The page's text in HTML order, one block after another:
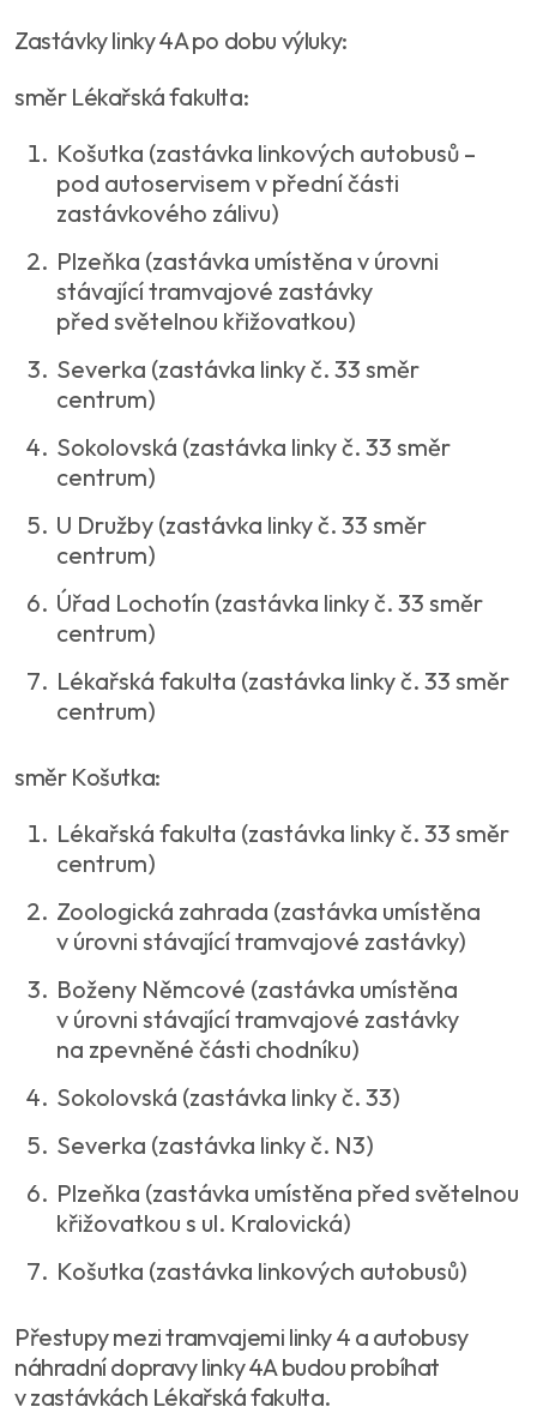
Zastávky linky 4A po dobu výluky:
směr Lékařská fakulta:
Košutka (zastávka linkových autobusů –
pod autoservisem v přední části
zastávkového zálivu)
Plzeňka (zastávka umístěna v úrovni
stávající tramvajové zastávky
před světelnou křižovatkou)
Severka (zastávka linky č. 33 směr
centrum)
Sokolovská (zastávka linky č. 33 směr
centrum)
U Družby (zastávka linky č. 33 směr
centrum)
Úřad Lochotín (zastávka linky č. 33 směr
centrum)
Lékařská fakulta (zastávka linky č. 33 směr
centrum)
směr Košutka:
Lékařská fakulta (zastávka linky č. 33 směr
centrum)
Zoologická zahrada (zastávka umístěna
v úrovni stávající tramvajové zastávky)
Boženy Němcové (zastávka umístěna
v úrovni stávající tramvajové zastávky
na zpevněné části chodníku)
Sokolovská (zastávka linky č. 33)
Severka (zastávka linky č. N3)
Plzeňka (zastávka umístěna před světelnou
křižovatkou s ul. Kralovická)
Košutka (zastávka linkových autobusů)
Přestupy mezi tramvajemi linky 4 a autobusy
náhradní dopravy linky 4A budou probíhat
v zastávkách Lékařská fakulta.